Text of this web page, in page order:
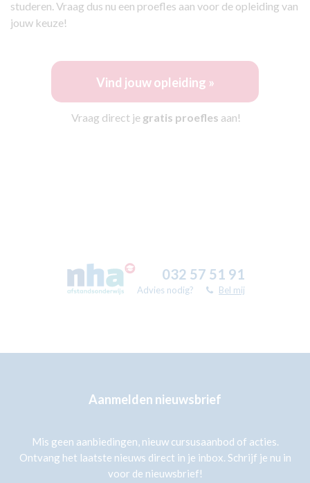
studeren. Vraag dus nu een proefles aan voor de opleiding van
jouw keuze!
Vind jouw opleiding »
Vraag direct je gratis proefles aan!
032 57 51 91
Advies nodig? Bel mij
Aanmelden nieuwsbrief
Mis geen aanbiedingen, nieuw cursusaanbod of acties.
Ontvang het laatste nieuws direct in je inbox. Schrijf je nu in
voor de nieuwsbrief!